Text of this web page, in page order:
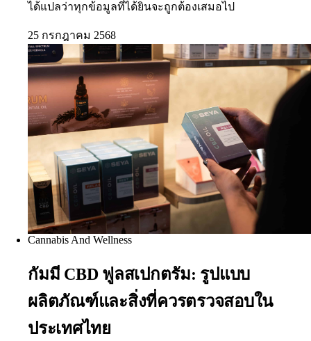
ได้แปลว่าทุกข้อมูลที่ได้ยินจะถูกต้องเสมอไป
25 กรกฎาคม 2568
Cannabis And Wellness
กัมมี CBD ฟูลสเปกตรัม: รูปแบบ
ผลิตภัณฑ์และสิ่งที่ควรตรวจสอบใน
ประเทศไทย